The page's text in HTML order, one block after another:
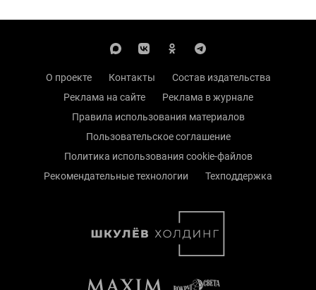
О проекте Контакты
Состав издательства
Реклама на сайте
Реклама в журнале
Правила использования материалов
Пользовательское соглашение
Политика использования cookie-файлов
Рекомендательные технологии
Техподдержка